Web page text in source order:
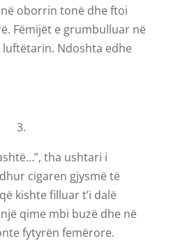
oborrin tonë dhe ftoi
Fëmijët e grumbulluar në
Ndoshta edhe
3.
tha ushtari i
cigaren gjysmë të
kishte filluar t’i dalë
qime mbi buzë dhe në
fytyrën femërore.